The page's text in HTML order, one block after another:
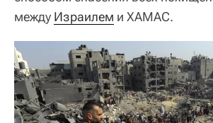
между Израилем и ХАМАС.